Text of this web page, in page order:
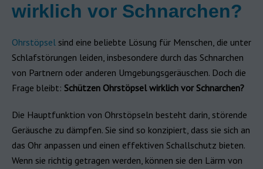
wirklich vor Schnarchen?
Ohrstöpsel sind eine beliebte Lösung für Menschen, die unter
Schlafstörungen leiden, insbesondere durch das Schnarchen
von Partnern oder anderen Umgebungsgeräuschen. Doch die
Frage bleibt: Schützen Ohrstöpsel wirklich vor Schnarchen?
Die Hauptfunktion von Ohrstöpseln besteht darin, störende
Geräusche zu dämpfen. Sie sind so konzipiert, dass sie sich an
das Ohr anpassen und einen effektiven Schallschutz bieten.
Wenn sie richtig getragen werden, können sie den Lärm von